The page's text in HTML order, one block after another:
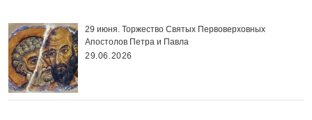
29 июня. Торжество Святых Первоверховных
Апостолов Петра и Павла
29.06.2026